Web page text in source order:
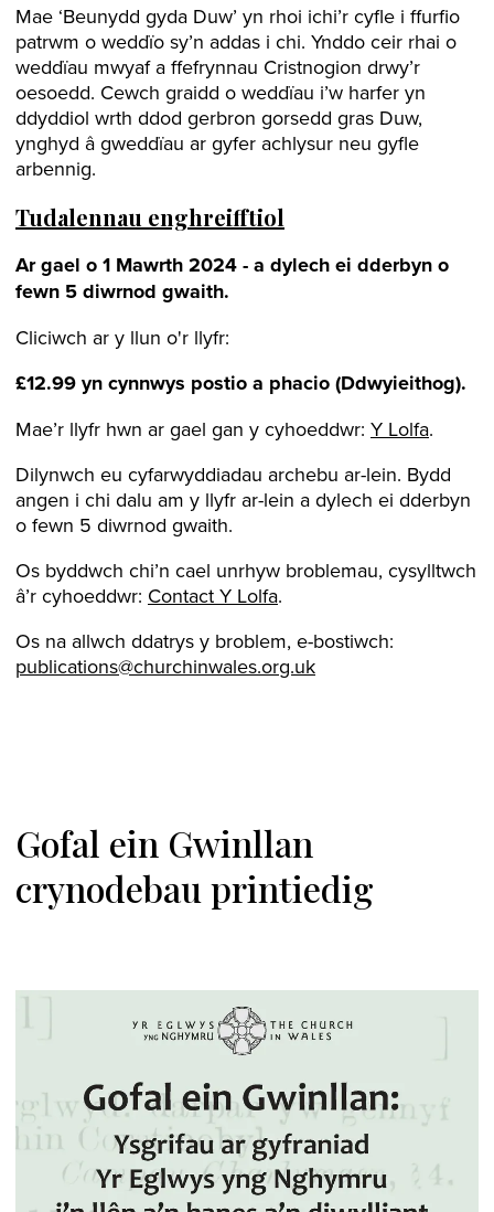
Mae ‘Beunydd gyda Duw’ yn rhoi ichi’r cyfle i ffurfio
patrwm o weddïo sy’n addas i chi. Ynddo ceir rhai o
weddïau mwyaf a ffefrynnau Cristnogion drwy’r
oesoedd. Cewch graidd o weddïau i’w harfer yn
ddyddiol wrth ddod gerbron gorsedd gras Duw,
ynghyd â gweddïau ar gyfer achlysur neu gyfle
arbennig.
Tudalennau enghreifftiol
Ar gael o 1 Mawrth 2024 - a dylech ei dderbyn o
fewn 5 diwrnod gwaith.
Cliciwch ar y llun o'r llyfr:
£12.99 yn cynnwys postio a phacio (Ddwyieithog).
Mae’r llyfr hwn ar gael gan y cyhoeddwr: Y Lolfa.
Dilynwch eu cyfarwyddiadau archebu ar-lein. Bydd
angen i chi dalu am y llyfr ar-lein a dylech ei dderbyn
o fewn 5 diwrnod gwaith.
Os byddwch chi’n cael unrhyw broblemau, cysylltwch
â’r cyhoeddwr: Contact Y Lolfa.
Os na allwch ddatrys y broblem, e-bostiwch:
publications@churchinwales.org.uk
Gofal ein Gwinllan
crynodebau printiedig